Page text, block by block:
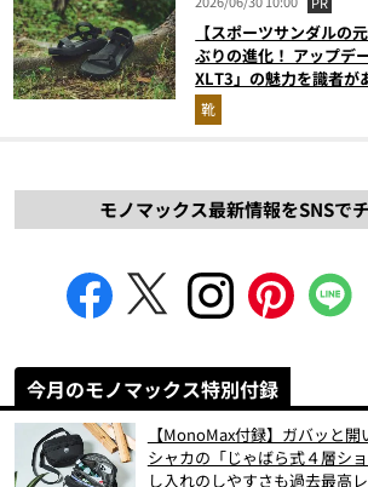
【スポーツサンダルの
ぶりの進化！ アップデ
XLT3」の魅力を識者が
解説！
靴
モノマックス最新情報をSNSで
今月のモノマックス特別付録
【MonoMax付録】ガバッと開
シャカの「じゃばら式４層シ
し入れのしやすさも過去最高